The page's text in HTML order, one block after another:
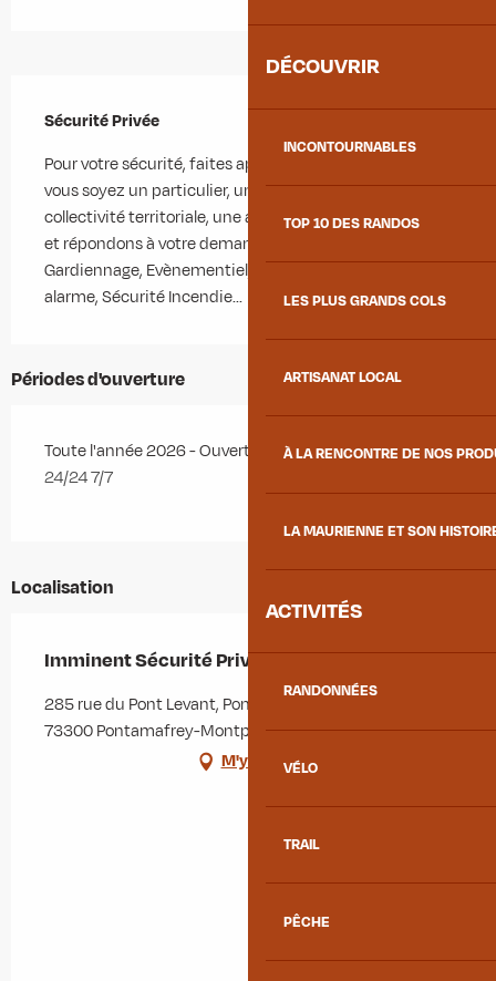
DÉCOUVRIR
INCONTOURNABLES
TOP 10 DES RANDOS
LES PLUS GRANDS COLS
ARTISANAT LOCAL
À LA RENCONTRE DE NOS
LA MAURIENNE ET SON
ACTIVITÉS
RANDONNÉES
VÉLO
TRAIL
PÊCHE
Sécurité Privée
Pour votre sécurité, faites appel à nos services. Que
vous soyez un particulier, une entreprise, une
collectivité territoriale, une association, nous étudions
et répondons à votre demande en matière de
Gardiennage, Evènementiel, Ronde, Intervention sur
alarme, Sécurité Incendie...
Périodes d'ouverture
Toute l'année 2026 - Ouvert tous les jours
24/24 7/7
Localisation
Imminent Sécurité Privée
285 rue du Pont Levant, Pontamafrey-Montpascal,
73300 Pontamafrey-Montpascal
M'y rendre